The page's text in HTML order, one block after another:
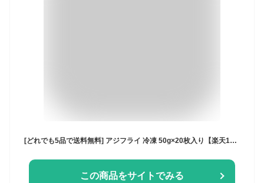
[どれでも5品で送料無料] アジフライ 冷凍 50g×20枚入り【楽天1位】業務用 大容量 あじフライ 鯵フライ 揚げるだけ 簡単調理 お弁当 おかず 惣菜 魚料理 時短 ストック 冷凍食品 家庭用 国産 ドーバー海峡 韓国産 未加熱 骨なし 食べやすい【動画あり】★
この商品をサイトでみる